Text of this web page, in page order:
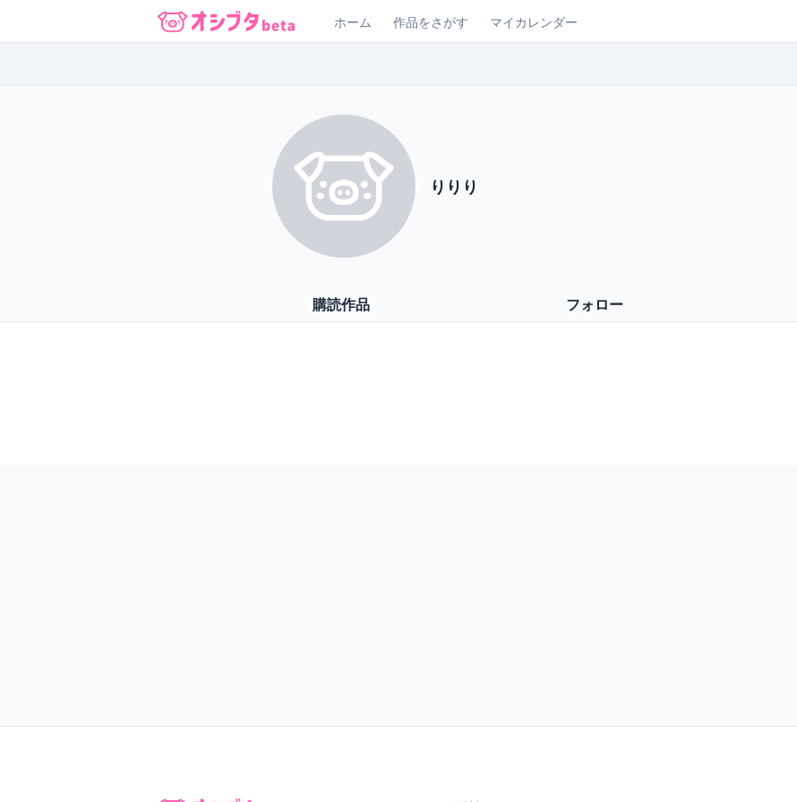
オシブタ Oshibuta
ホーム 作品をさがす マイカレンダー
りりり
購読作品 フォロー